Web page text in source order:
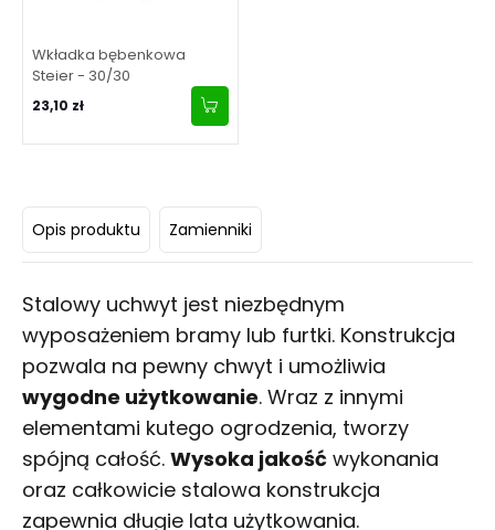
Wkładka bębenkowa
Steier - 30/30
23,10 zł
Opis produktu Zamienniki
Stalowy uchwyt jest niezbędnym
wyposażeniem bramy lub furtki. Konstrukcja
pozwala na pewny chwyt i umożliwia
wygodne użytkowanie. Wraz z innymi
elementami kutego ogrodzenia, tworzy
spójną całość. Wysoka jakość wykonania
oraz całkowicie stalowa konstrukcja
zapewnia długie lata użytkowania.